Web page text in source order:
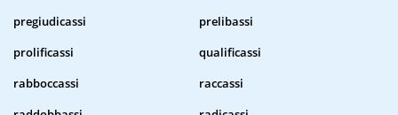
pregiudicassi
prelibassi
prolificassi
qualificassi
rabboccassi
raccassi